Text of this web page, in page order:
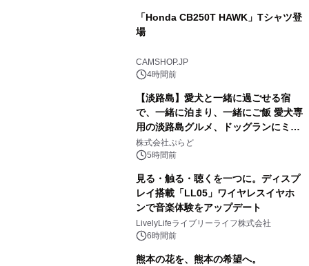
「Honda CB250T HAWK」Tシャツ登
場
CAMSHOP.JP
4時間前
【淡路島】愛犬と一緒に過ごせる宿
で、一緒に泊まり、一緒にご飯 愛犬専
用の淡路島グルメ、ドッグランにミニ
プール グランピングとトレーラーハウ
スの2施設で
株式会社ぷらど
5時間前
見る・触る・聴くを一つに。ディスプ
レイ搭載「LL05」ワイヤレスイヤホ
ンで音楽体験をアップデート
LivelyLifeライブリーライフ株式会社
6時間前
熊本の花を、熊本の希望へ。